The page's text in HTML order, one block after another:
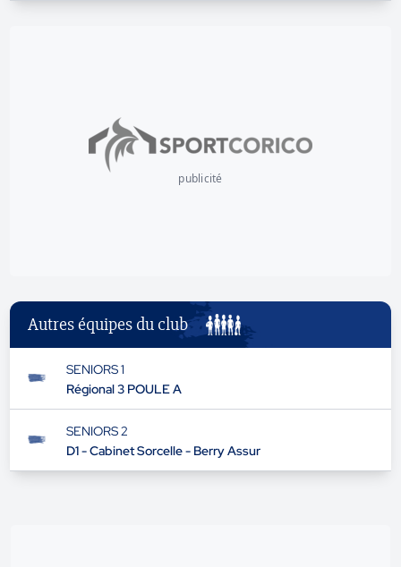
Autres équipes du club
SENIORS 1
Régional 3 POULE A
SENIORS 2